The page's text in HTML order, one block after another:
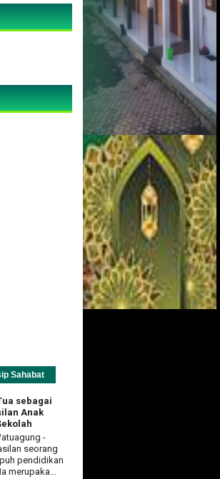
Sahabat
sebagai
Anak
-
seorang
pendidikan
merupaka...